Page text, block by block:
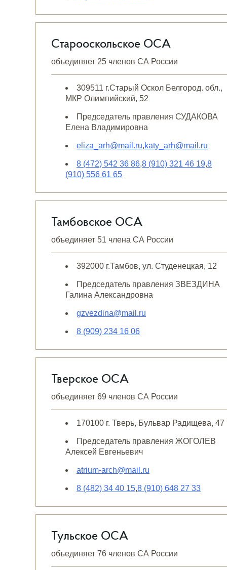
Старооскольское ОСА
объединяет 25 членов СА России
309511 г.Старый Оскол Белгород. обл.,
МКР Олимпийский, 52
Председатель правления СУДАКОВА
Елена Владимировна
eliza_arh@mail.ru,katy_arh@mail.ru
8 (472) 542 36 86,8 (910) 321 46 19,8
(910) 556 61 65
Тамбовское ОСА
объединяет 51 члена СА России
392000 г.Тамбов, ул. Студенецкая, 12
Председатель правления ЗВЕЗДИНА
Галина Александровна
gzvezdina@mail.ru
8 (909) 234 16 06
Тверское ОСА
объединяет 69 членов СА России
170100 г. Тверь, Бульвар Радищева, 47
Председатель правления ЖОГОЛЕВ
Алексей Евгеньевич
atrium-arch@mail.ru
8 (482) 34 40 15,8 (910) 648 27 33
Тульское ОСА
объединяет 76 членов СА России